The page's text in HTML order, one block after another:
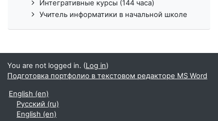
Интегративные курсы (144 часа)
Учитель информатики в начальной школе
You are not logged in. (Log in)
Подготовка портфолио в текстовом редакторе MS Word
English ‎(en)‎
Русский ‎(ru)‎
English ‎(en)‎